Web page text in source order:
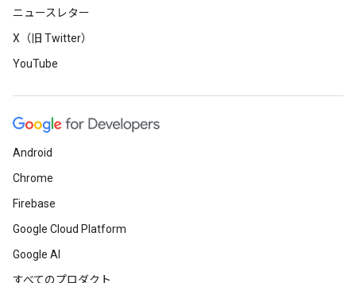
ニュースレター
X（旧 Twitter）
YouTube
Android
Chrome
Firebase
Google Cloud Platform
Google AI
すべてのプロダクト